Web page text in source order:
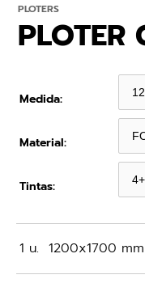
PLOTERS
PLOTER
Medida:
Material:
Tintas:
1 u. 1200x1700 mm